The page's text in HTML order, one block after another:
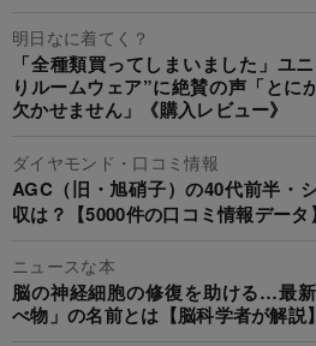
明日なに着てく？
「全種類買ってしまいました」ユ
りルームウェア”に絶賛の声「とに
欠かせません」《購入レビュー》
ダイヤモンド・口コミ情報
AGC（旧・旭硝子）の40代前半・
収は？【5000件の口コミ情報データ
ニュースな本
脳の神経細胞の修復を助ける…最
べ物」の名前とは【脳科学者が解説】